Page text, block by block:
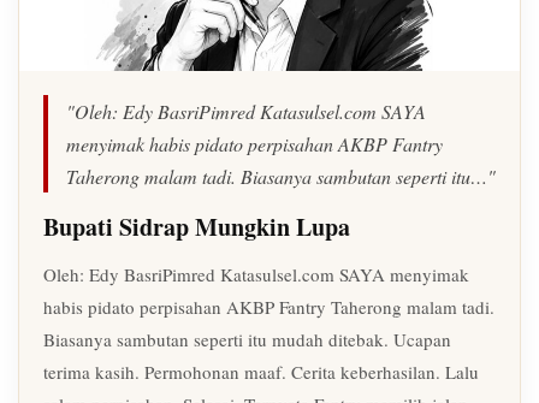
"Oleh: Edy BasriPimred Katasulsel.com SAYA
menyimak habis pidato perpisahan AKBP Fantry
Taherong malam tadi. Biasanya sambutan seperti itu…"
Bupati Sidrap Mungkin Lupa
Oleh: Edy BasriPimred Katasulsel.com SAYA menyimak
habis pidato perpisahan AKBP Fantry Taherong malam tadi.
Biasanya sambutan seperti itu mudah ditebak. Ucapan
terima kasih. Permohonan maaf. Cerita keberhasilan. Lalu